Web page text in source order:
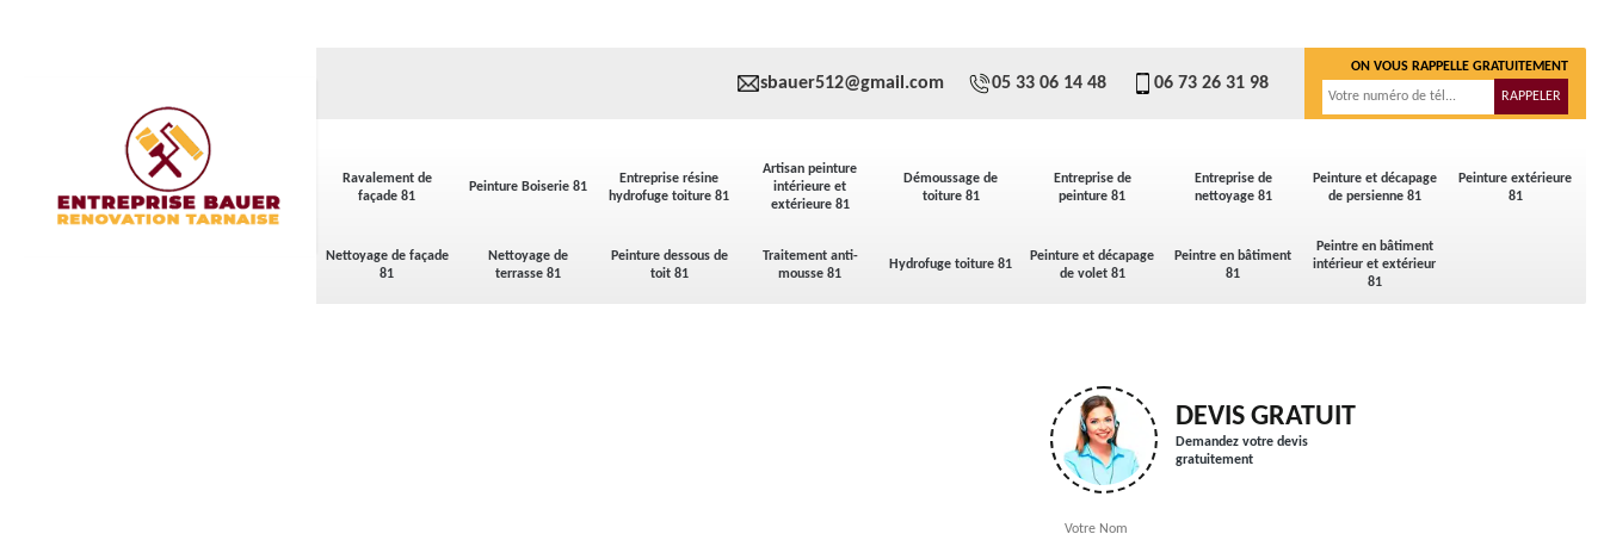
Ravalement de
façade 81
Peinture Boiserie 81
Entreprise résine
hydrofuge toiture 81
Artisan peinture
intérieure et
extérieure 81
Démoussage de
toiture 81
Entreprise de
peinture 81
Entreprise de
nettoyage 81
Peinture et décapage
de persienne 81
Peinture extérieure
81
Nettoyage de façade
81
Nettoyage de
terrasse 81
Peinture dessous de
toit 81
Traitement anti-
mousse 81
Hydrofuge toiture 81
Peinture et décapage
de volet 81
Peintre en bâtiment
81
Peintre en bâtiment
intérieur et extérieur
81
sbauer512@gmail.com 05 33 06 14 48 06 73 26 31 98
ON VOUS RAPPELLE GRATUITEMENT
DEVIS GRATUIT
Demandez votre devis
gratuitement